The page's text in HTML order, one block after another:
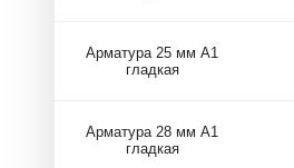
Арматура 25 мм А1
гладкая
Арматура 28 мм А1
гладкая